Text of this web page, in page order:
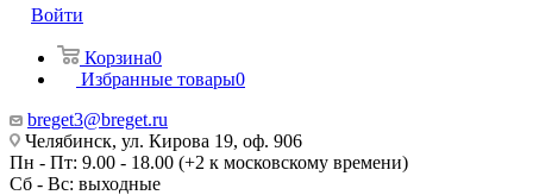
Войти
Корзина0
Избранные товары0
breget3@breget.ru
Челябинск, ул. Кирова 19, оф. 906
Пн - Пт: 9.00 - 18.00 (+2 к московскому времени)
Сб - Вс: выходные